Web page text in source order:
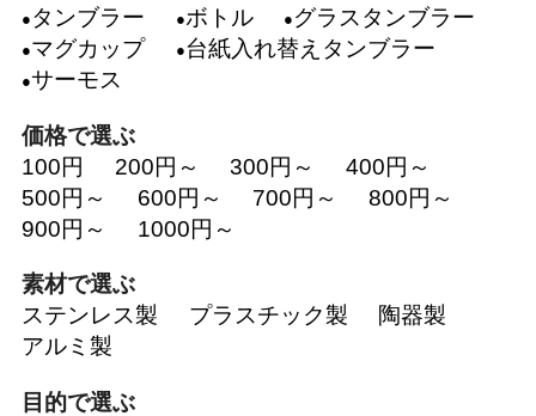
タンブラー ボトル
グラスタンブラー
マグカップ
台紙入れ替えタンブラー
サーモス
価格で選ぶ
100円
200円～ 300円～
400円～
500円～
600円～ 700円～
800円～
900円～
1000円～
素材で選ぶ
ステンレス製
プラスチック製
陶器製
アルミ製
目的で選ぶ